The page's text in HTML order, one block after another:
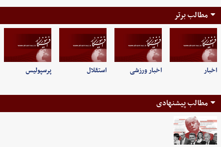
مطالب برتر
اخبار اخبار ورزشی استقلال پرسپولیس
مطالب پیشنهادی